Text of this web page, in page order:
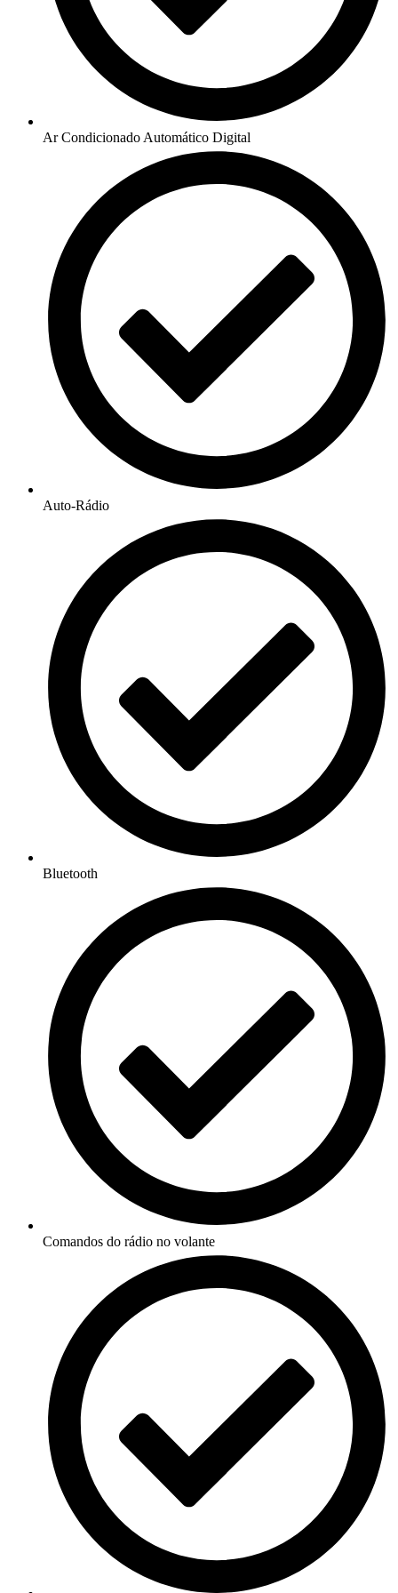
Ar Condicionado Automático Digital
Auto-Rádio
Bluetooth
Comandos do rádio no volante